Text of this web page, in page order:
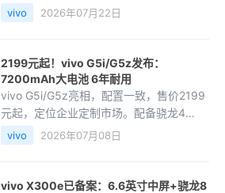
的一年延保与三年电池宝权益，限量加赠
299元线条小狗定制移动电源。新机采用
vivo 2026年07月22日
2199元起！vivo G5i/G5z发布：
7200mAh大电池 6年耐用
vivo G5i/G5z亮相，配置一致，售价2199
元起，定位企业定制市场。配备骁龙4
Gen2、6.75英寸120Hz LCD屏、
7200mAh超大电池+44W闪充，支持
vivo 2026年07月08日
vivo X300e已备案：6.6英寸中屏+骁龙8